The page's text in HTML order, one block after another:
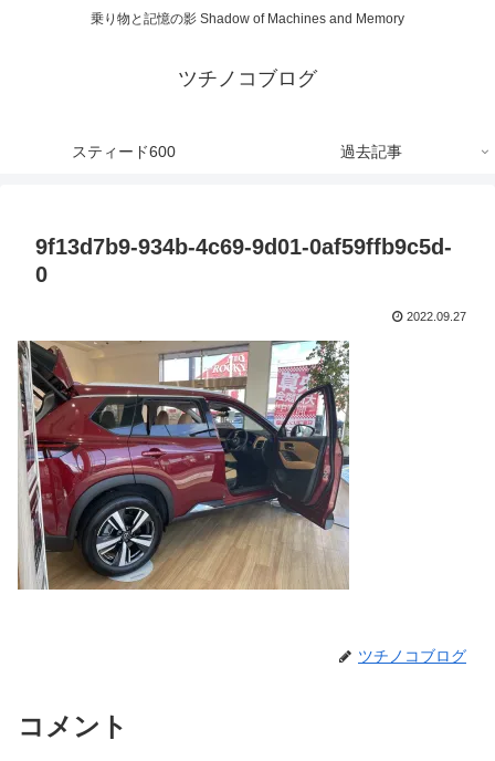
乗り物と記憶の影 Shadow of Machines and Memory
ツチノコブログ
スティード600 過去記事
9f13d7b9-934b-4c69-9d01-0af59ffb9c5d-
0
2022.09.27
ツチノコブログ
コメント